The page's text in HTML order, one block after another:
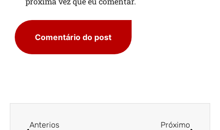
Anterios Próximo